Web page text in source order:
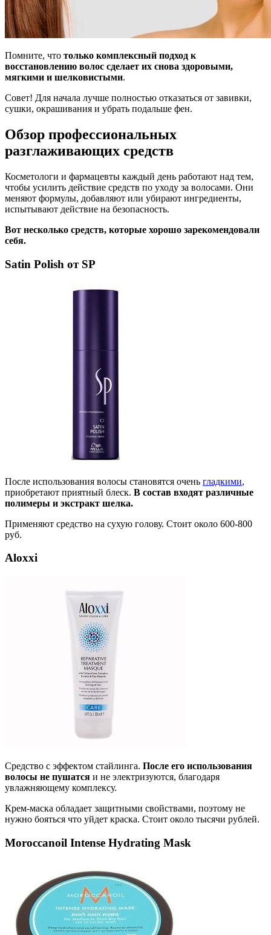
Помните, что только комплексный подход к
восстановлению волос сделает их снова здоровыми,
мягкими и шелковистыми.
Совет! Для начала лучше полностью отказаться от завивки,
сушки, окрашивания и убрать подальше фен.
Обзор профессиональных
разглаживающих средств
Косметологи и фармацевты каждый день работают над тем,
чтобы усилить действие средств по уходу за волосами. Они
меняют формулы, добавляют или убирают ингредиенты,
испытывают действие на безопасность.
Вот несколько средств, которые хорошо зарекомендовали
себя.
Satin Polish от SP
После использования волосы становятся очень гладкими,
приобретают приятный блеск. В состав входят различные
полимеры и экстракт шелка.
Применяют средство на сухую голову. Стоит около 600-800
руб.
Aloxxi
Средство с эффектом стайлинга. После его использования
волосы не пушатся и не электризуются, благодаря
увлажняющему комплексу.
Крем-маска обладает защитными свойствами, поэтому не
нужно бояться что уйдет краска. Стоит около тысячи рублей.
Moroccanoil Intense Hydrating Mask